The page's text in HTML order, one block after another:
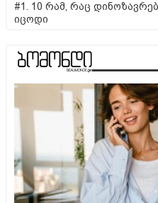
#1. 10 რამ, რაც
იცოდი